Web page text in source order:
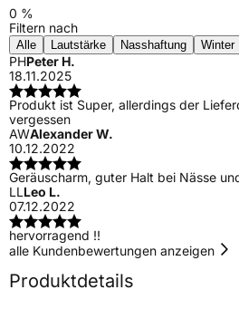
0 %
Filtern nach
Alle Lautstärke Nasshaftung Winter
PHPeter H.
18.11.2025
Produkt ist Super, allerdings der
vergessen
AWAlexander W.
10.12.2022
Geräuscharm, guter Halt bei Nässe
LLLeo L.
07.12.2022
hervorragend !!
alle Kundenbewertungen anzeigen
Produktdetails